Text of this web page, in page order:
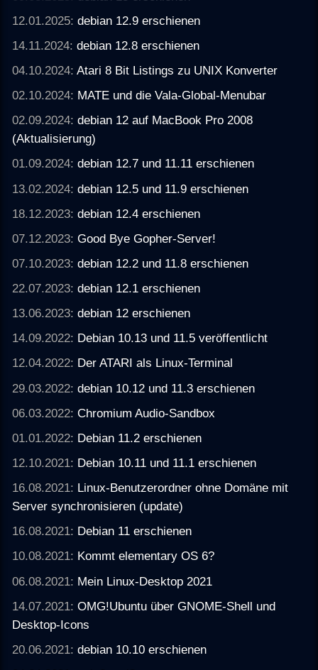
12.01.2025:debian 12.9 erschienen
14.11.2024:debian 12.8 erschienen
04.10.2024:Atari 8 Bit Listings zu UNIX Konverter
02.10.2024: MATE und die Vala-Global-Menubar
02.09.2024:debian 12 auf MacBook Pro 2008
(Aktualisierung)
01.09.2024:debian 12.7 und 11.11 erschienen
13.02.2024:debian 12.5 und 11.9 erschienen
18.12.2023:debian 12.4 erschienen
07.12.2023:Good Bye Gopher-Server!
07.10.2023:debian 12.2 und 11.8 erschienen
22.07.2023:debian 12.1 erschienen
13.06.2023:debian 12 erschienen
14.09.2022: Debian 10.13 und 11.5 veröffentlicht
12.04.2022: Der ATARI als Linux-Terminal
29.03.2022:debian 10.12 und 11.3 erschienen
06.03.2022:Chromium Audio-Sandbox
01.01.2022: Debian 11.2 erschienen
12.10.2021: Debian 10.11 und 11.1 erschienen
16.08.2021: Linux-Benutzerordner ohne Domäne mit
Server synchronisieren (update)
16.08.2021: Debian 11 erschienen
10.08.2021: Kommt elementary OS 6?
06.08.2021: Mein Linux-Desktop 2021
14.07.2021:OMG!Ubuntu über GNOME-Shell und
Desktop-Icons
20.06.2021:debian 10.10 erschienen